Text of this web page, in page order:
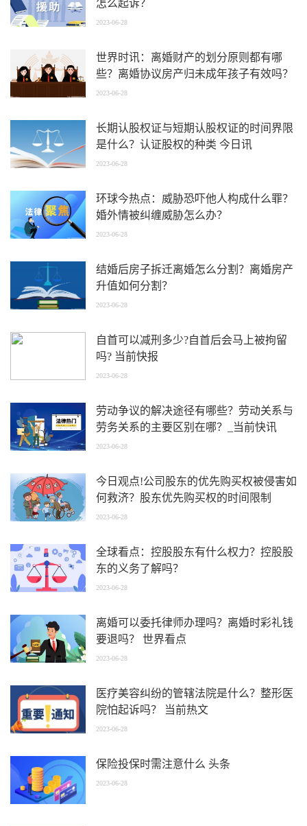
怎么起诉？
2023-06-28
世界时讯：离婚财产的划分原则都有哪
些？离婚协议房产归未成年孩子有效吗？
2023-06-28
长期认股权证与短期认股权证的时间界限
是什么？认证股权的种类 今日讯
2023-06-28
环球今热点：威胁恐吓他人构成什么罪？
婚外情被纠缠威胁怎么办？
2023-06-28
结婚后房子拆迁离婚怎么分割？离婚房产
升值如何分割？
2023-06-28
自首可以减刑多少?自首后会马上被拘留
吗? 当前快报
2023-06-28
劳动争议的解决途径有哪些？劳动关系与
劳务关系的主要区别在哪？_当前快讯
2023-06-28
今日观点!公司股东的优先购买权被侵害如
何救济？股东优先购买权的时间限制
2023-06-28
全球看点：控股股东有什么权力？控股股
东的义务了解吗？
2023-06-28
离婚可以委托律师办理吗？离婚时彩礼钱
要退吗？ 世界看点
2023-06-28
医疗美容纠纷的管辖法院是什么？整形医
院怕起诉吗？ 当前热文
2023-06-28
保险投保时需注意什么 头条
2023-06-28